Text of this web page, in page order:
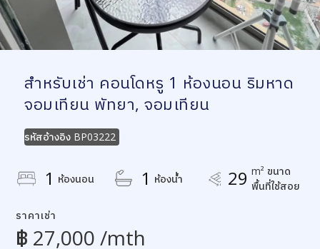
สำหรับเช่า คอนโดหรู 1 ห้องนอน ริมหาด
จอมเทียน พัทยา, จอมเทียน
รหัสอ้างอิง BP03222
1 ห้องนอน 1 ห้องน้ำ 29 m² ขนาด
พื้นที่ใช้สอย
ราคาเช่า
฿ 27,000 /mth